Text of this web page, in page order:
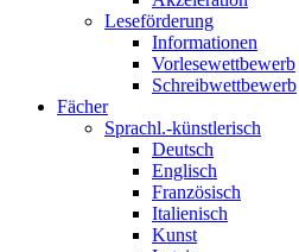
Leseförderung
Informationen
Vorlesewettbewerb
Schreibwettbewerb
Fächer
Sprachl.-künstlerisch
Deutsch
Englisch
Französisch
Italienisch
Kunst